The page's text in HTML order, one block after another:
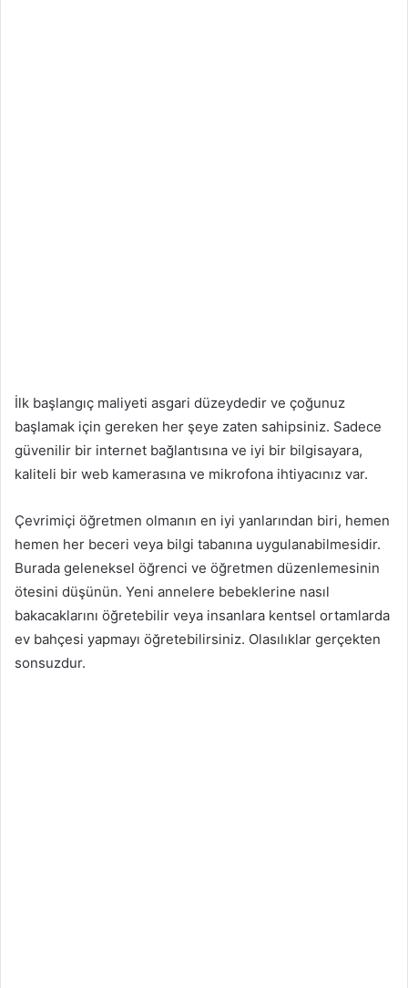
İlk başlangıç ​​maliyeti asgari düzeydedir ve çoğunuz
başlamak için gereken her şeye zaten sahipsiniz. Sadece
güvenilir bir internet bağlantısına ve iyi bir bilgisayara,
kaliteli bir web kamerasına ve mikrofona ihtiyacınız var.
Çevrimiçi öğretmen olmanın en iyi yanlarından biri, hemen
hemen her beceri veya bilgi tabanına uygulanabilmesidir.
Burada geleneksel öğrenci ve öğretmen düzenlemesinin
ötesini düşünün. Yeni annelere bebeklerine nasıl
bakacaklarını öğretebilir veya insanlara kentsel ortamlarda
ev bahçesi yapmayı öğretebilirsiniz. Olasılıklar gerçekten
sonsuzdur.